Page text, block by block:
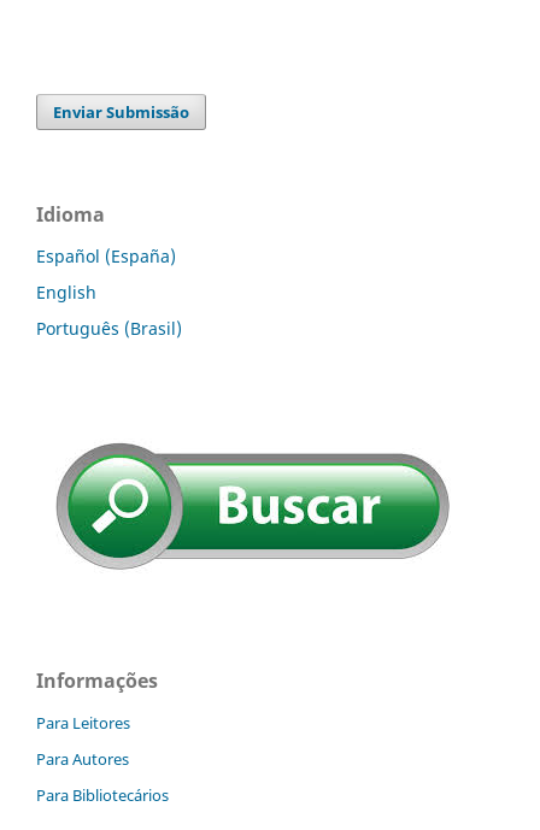
Enviar Submissão
Idioma
Español (España)
English
Português (Brasil)
Informações
Para Leitores
Para Autores
Para Bibliotecários